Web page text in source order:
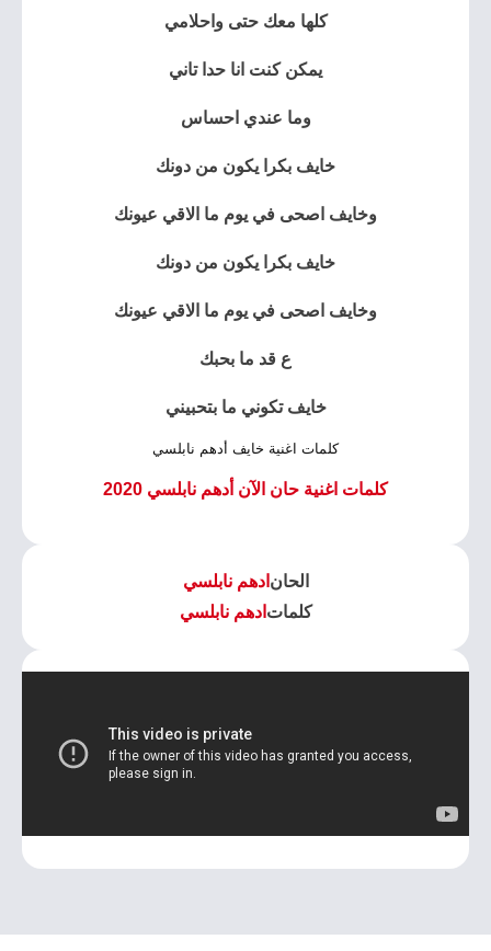
كلها معك حتى واحلامي
يمكن كنت انا حدا تاني
وما عندي احساس
خايف بكرا يكون من دونك
وخايف اصحى في يوم ما الاقي عيونك
خايف بكرا يكون من دونك
وخايف اصحى في يوم ما الاقي عيونك
ع قد ما بحبك
خايف تكوني ما بتحبيني
كلمات اغنية خايف أدهم نابلسي
كلمات اغنية حان الآن أدهم نابلسي 2020
الحان ادهم نابلسي
كلمات ادهم نابلسي